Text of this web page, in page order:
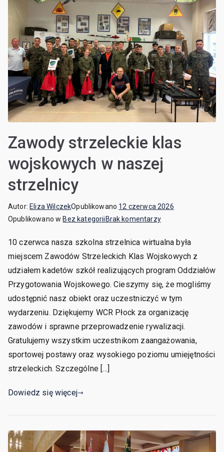
Zawody strzeleckie klas
wojskowych w naszej
strzelnicy
Autor: Eliza WilczekOpublikowano 12 czerwca 2026
Opublikowano w Bez kategorii Brak komentarzy
10 czerwca nasza szkolna strzelnica wirtualna była
miejscem Zawodów Strzeleckich Klas Wojskowych z
udziałem kadetów szkół realizujących program Oddziałów
Przygotowania Wojskowego. Cieszymy się, że mogliśmy
udostępnić nasz obiekt oraz uczestniczyć w tym
wydarzeniu. Dziękujemy WCR Płock za organizację
zawodów i sprawne przeprowadzenie rywalizacji.
Gratulujemy wszystkim uczestnikom zaangażowania,
sportowej postawy oraz wysokiego poziomu umiejętności
strzeleckich. Szczególne […]
Dowiedz się więcej